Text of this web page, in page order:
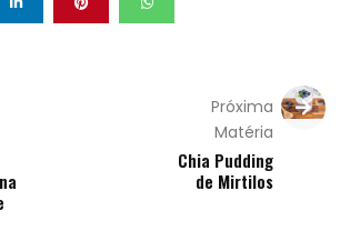
Próxima
Matéria
Chia Pudding
de Mirtilos